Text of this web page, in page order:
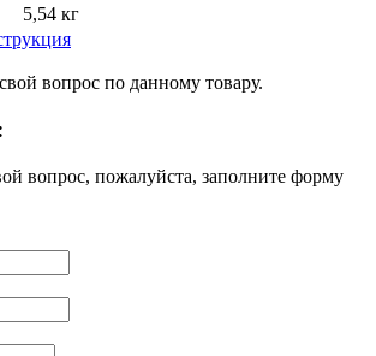
5,54 кг
вопрос по данному товару.
вопрос, пожалуйста, заполните форму